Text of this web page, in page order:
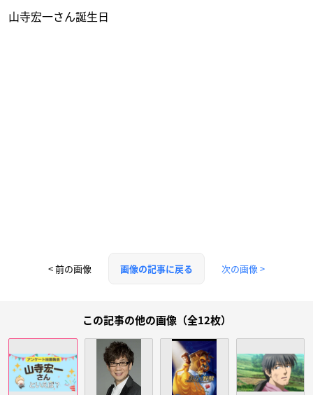
山寺宏一さん誕生日
< 前の画像 画像の記事に戻る 次の画像 >
この記事の他の画像（全12枚）